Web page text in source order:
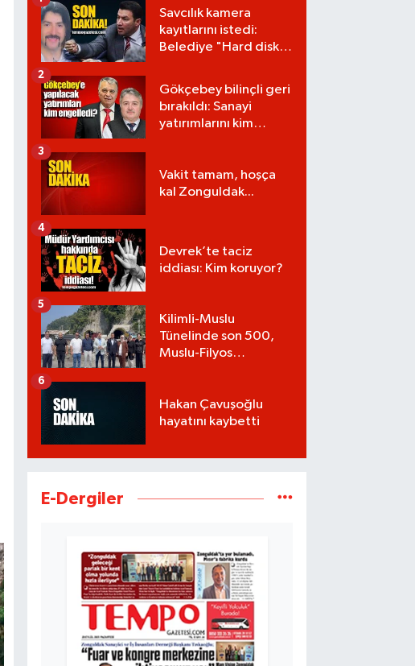
Savcılık kamera
kayıtlarını istedi:
Belediye "Hard disk
Gökçebey bilinçli geri
bırakıldı: Sanayi
yatırımlarını kim
2
Vakit tamam, hoşça
kal Zonguldak...
3
Devrek’te taciz
iddiası: Kim koruyor?
4
Kilimli-Muslu
Tünelinde son 500,
Muslu-Filyos
5
Hakan Çavuşoğlu
hayatını kaybetti
6
E-Dergiler